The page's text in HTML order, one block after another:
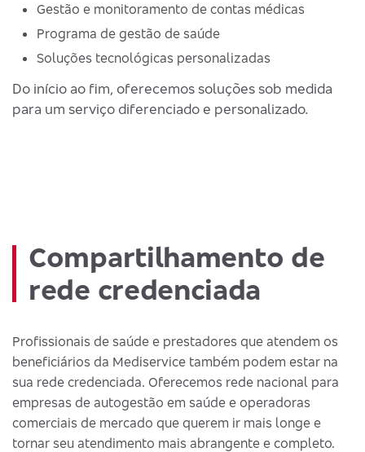
Gestão e monitoramento de contas médicas
Programa de gestão de saúde
Soluções tecnológicas personalizadas
Do início ao fim, oferecemos soluções sob medida
para um serviço diferenciado e personalizado.
Compartilhamento de
rede credenciada
Profissionais de saúde e prestadores que atendem os
beneficiários da Mediservice também podem estar na
sua rede credenciada. Oferecemos rede nacional para
empresas de autogestão em saúde e operadoras
comerciais de mercado que querem ir mais longe e
tornar seu atendimento mais abrangente e completo.